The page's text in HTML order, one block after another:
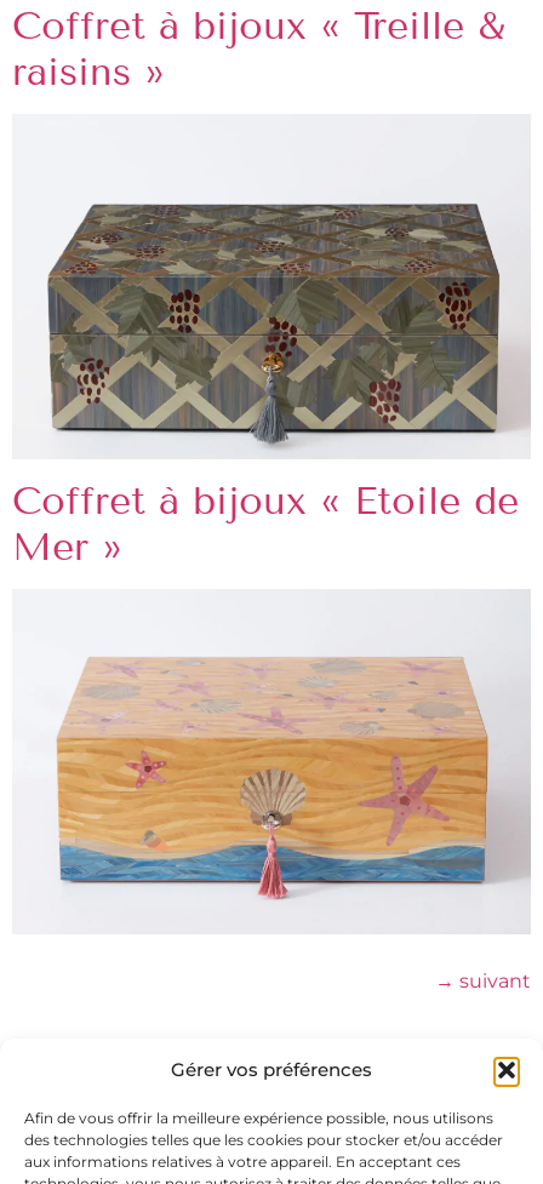
Gérer vos préférences
Afin de vous offrir la meilleure expérience possible, nous utilisons
des technologies telles que les cookies pour stocker et/ou accéder
aux informations relatives à votre appareil. En acceptant ces
Coffret à bijoux « Treille &
raisins »
Coffret à bijoux « Etoile de
Mer »
→ suivant